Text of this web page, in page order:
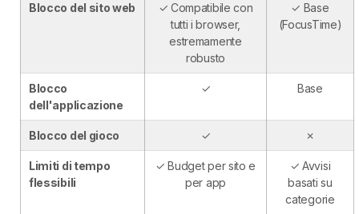
Blocco del sito web
✓ Compatibile con
tutti i browser,
estremamente
robusto
✓ Base
(FocusTime)
Blocco
dell'applicazione
✓ Base
Blocco del gioco ✓ ✗
Limiti di tempo
flessibili
✓ Budget per sito e
per app
✓ Avvisi
basati su
categorie